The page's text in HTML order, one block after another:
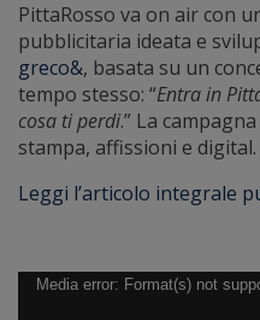
PittaRosso va on air con
pubblicitaria ideata e
greco&, basata su un
tempo stesso: “Entra in
cosa ti perdi.” La
stampa, affissioni e digital.
Leggi l’articolo integrale
Video
Media error: Format(s) not